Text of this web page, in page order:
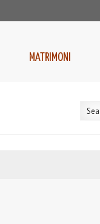
MATRIMONI